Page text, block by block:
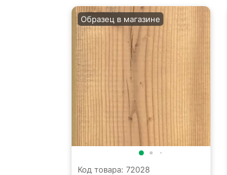
Код товара: 72028
Образец в магазине